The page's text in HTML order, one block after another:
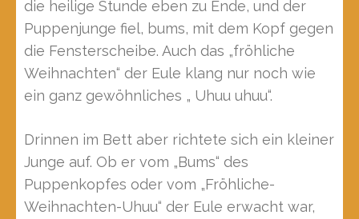
die heilige Stunde eben zu Ende, und der
Puppenjunge fiel, bums, mit dem Kopf gegen
die Fensterscheibe. Auch das „fröhliche
Weihnachten“ der Eule klang nur noch wie
ein ganz gewöhnliches „ Uhuu uhuu“.
Drinnen im Bett aber richtete sich ein kleiner
Junge auf. Ob er vom „Bums“ des
Puppenkopfes oder vom „Fröhliche-
Weihnachten-Uhuu“ der Eule erwacht war,